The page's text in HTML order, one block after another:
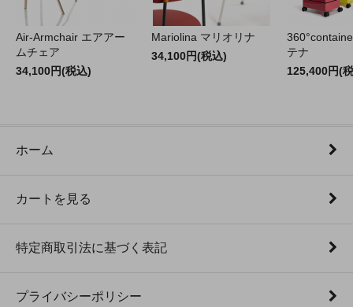
Air-Armchair エアアー
ムチェア
34,100円(税込)
Mariolina マリオリナ
34,100円(税込)
テナ
125,400円(
ホーム
カートを見る
特定商取引法に基づく表記
プライバシーポリシー